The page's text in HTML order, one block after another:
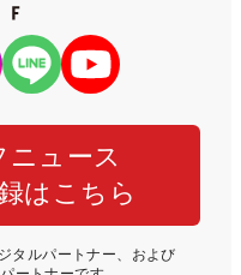
ニュース
はこちら
タルパートナー、および